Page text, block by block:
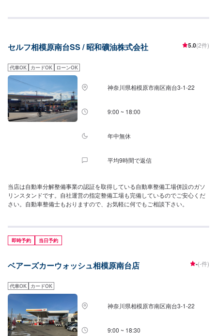
セルフ相模原南台SS / 昭和礦油株式会社 5.0(2件)
代車OK カードOK ローンOK
神奈川県相模原市南区南台3-1-22
9:00 ~ 18:00
年中無休
平均9時間で返信
当店は自動車分解整備事業の認証を取得している自動車整備工場併設のガソ
リンスタンドです。自社運営の指定整備工場も完備しているのでご安心くだ
さい。自動車整備士もおりますので、お気軽に何でもご相談下さい。
即時予約 当日予約
ベアーズカーウォッシュ相模原南台店 -(-件)
代車OK カードOK
神奈川県相模原市南区南台3-1-22
9:00 ~ 18:30